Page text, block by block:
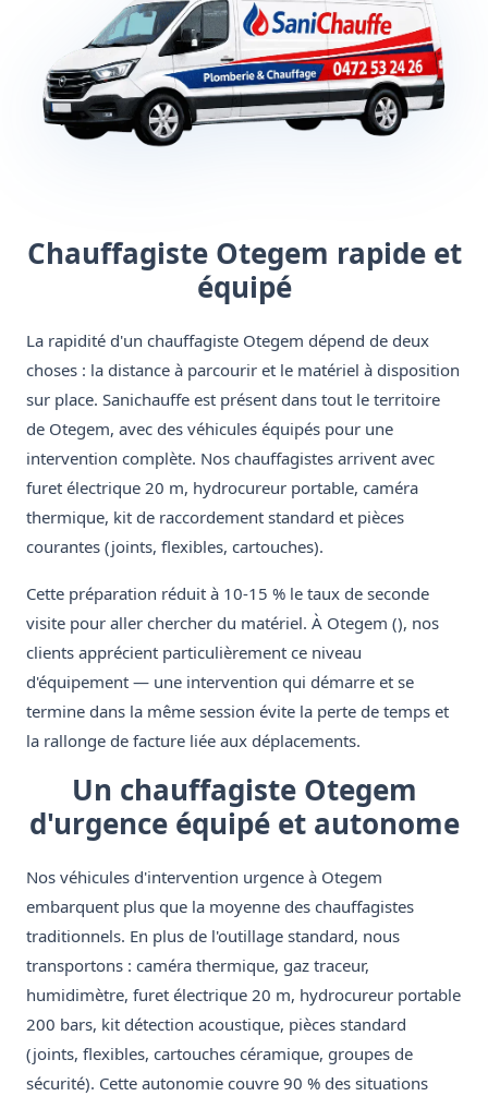
Chauffagiste Otegem rapide et
équipé
La rapidité d'un chauffagiste Otegem dépend de deux
choses : la distance à parcourir et le matériel à disposition
sur place. Sanichauffe est présent dans tout le territoire
de Otegem, avec des véhicules équipés pour une
intervention complète. Nos chauffagistes arrivent avec
furet électrique 20 m, hydrocureur portable, caméra
thermique, kit de raccordement standard et pièces
courantes (joints, flexibles, cartouches).
Cette préparation réduit à 10-15 % le taux de seconde
visite pour aller chercher du matériel. À Otegem (), nos
clients apprécient particulièrement ce niveau
d'équipement — une intervention qui démarre et se
termine dans la même session évite la perte de temps et
la rallonge de facture liée aux déplacements.
Un chauffagiste Otegem
d'urgence équipé et autonome
Nos véhicules d'intervention urgence à Otegem
embarquent plus que la moyenne des chauffagistes
traditionnels. En plus de l'outillage standard, nous
transportons : caméra thermique, gaz traceur,
humidimètre, furet électrique 20 m, hydrocureur portable
200 bars, kit détection acoustique, pièces standard
(joints, flexibles, cartouches céramique, groupes de
sécurité). Cette autonomie couvre 90 % des situations